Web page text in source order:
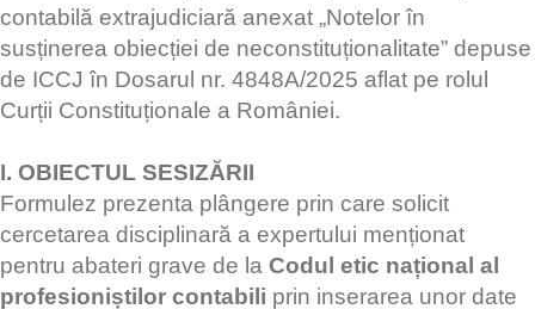
contabilă extrajudiciară anexat „Notelor în
susținerea obiecției de neconstituționalitate” depuse
de ICCJ în Dosarul nr. 4848A/2025 aflat pe rolul
Curții Constituționale a României.
I. OBIECTUL SESIZĂRII
Formulez prezenta plângere prin care solicit
cercetarea disciplinară a expertului menționat
pentru abateri grave de la Codul etic național al
profesioniștilor contabili prin inserarea unor date